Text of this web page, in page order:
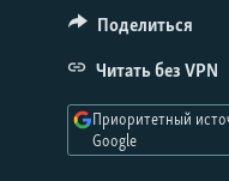
навигации
Вернутся
IDEL.РЕАЛИИ
КАВКАЗ.РЕАЛИИ
СЕВЕР.РЕАЛИИ
СИБИРЬ.РЕАЛИИ
Поделиться
Читать без VPN
Приоритетный
Google